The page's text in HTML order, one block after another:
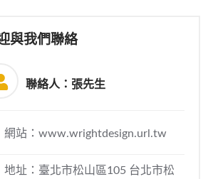
與我們聯絡
聯絡人：張先生
網站：www.wrightdesign.url.tw
地址：臺北市松山區105 台北市松